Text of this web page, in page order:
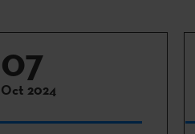
07
Oct 2024